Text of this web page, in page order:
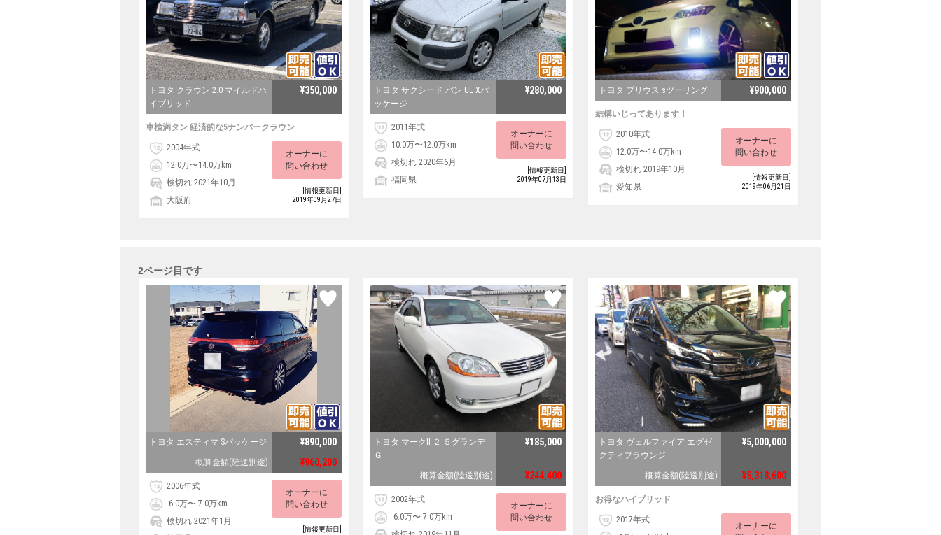
トヨタ クラウン 2.0 マイルドハ
イブリッド
¥350,000
車検満タン 経済的な5ナンバークラウン
2004年式
12.0万〜14.0万km
検切れ 2021年10月
大阪府
オーナーに
問い合わせ
[情報更新日]
2019年09月27日
トヨタ サクシード バン UL Xパ
ッケージ
¥280,000
2011年式
10.0万〜12.0万km
検切れ 2020年6月
福岡県
オーナーに
問い合わせ
[情報更新日]
2019年07月13日
トヨタ プリウス sツーリング ¥900,000
結構いじってあります！
2010年式
12.0万〜14.0万km
検切れ 2019年10月
愛知県
オーナーに
問い合わせ
[情報更新日]
2019年06月21日
2ページ目です
トヨタ エスティマ Sパッケージ ¥890,000
概算金額(陸送別途) ¥960,200
2006年式
6.0万〜 7.0万km
検切れ 2021年1月
オーナーに
問い合わせ
[情報更新日]
トヨタ マークII ２.５グランデ
Ｇ
¥185,000
概算金額(陸送別途) ¥244,400
2002年式
6.0万〜 7.0万km
オーナーに
問い合わせ
トヨタ ヴェルファイア エグゼ
クティブラウンジ
¥5,000,000
概算金額(陸送別途) ¥5,318,600
お得なハイブリッド
2017年式
オーナーに